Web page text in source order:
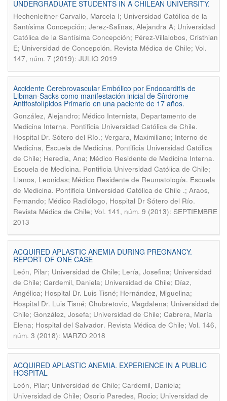
UNDERGRADUATE STUDENTS IN A CHILEAN UNIVERSITY.
Hechenleitner-Carvallo, Marcela I; Universidad Católica de la
Santísima Concepción; Jerez-Salinas, Alejandra A; Universidad
Católica de la Santísima Concepción; Pérez-Villalobos, Cristhian
E; Universidad de Concepción. Revista Médica de Chile; Vol.
147, núm. 7 (2019): JULIO 2019
Accidente Cerebrovascular Embólico por Endocarditis de
Libman-Sacks como manifestación inicial de Síndrome
Antifosfolípidos Primario en una paciente de 17 años.
González, Alejandro; Médico Internista, Departamento de
Medicina Interna. Pontificia Universidad Católica de Chile.
Hospital Dr. Sótero del Río.; Vergara, Maximiliano; Interno de
Medicina, Escuela de Medicina. Pontificia Universidad Católica
de Chile; Heredia, Ana; Médico Residente de Medicina Interna.
Escuela de Medicina. Pontificia Universidad Católica de Chile;
Llanos, Leonidas; Médico Residente de Reumatología. Escuela
de Medicina. Pontificia Universidad Católica de Chile .; Araos,
Fernando; Médico Radiólogo, Hospital Dr Sótero del Río.
Revista Médica de Chile; Vol. 141, núm. 9 (2013): SEPTIEMBRE
2013
ACQUIRED APLASTIC ANEMIA DURING PREGNANCY.
REPORT OF ONE CASE
León, Pilar; Universidad de Chile; Lería, Josefina; Universidad
de Chile; Cardemil, Daniela; Universidad de Chile; Díaz,
Angélica; Hospital Dr. Luis Tisné; Hernández, Miguelina;
Hospital Dr. Luis Tisné; Chubretovic, Magdalena; Universidad de
Chile; González, Josefa; Universidad de Chile; Cabrera, María
Elena; Hospital del Salvador. Revista Médica de Chile; Vol. 146,
núm. 3 (2018): MARZO 2018
ACQUIRED APLASTIC ANEMIA. EXPERIENCE IN A PUBLIC
HOSPITAL
León, Pilar; Universidad de Chile; Cardemil, Daniela;
Universidad de Chile; Osorio Paredes, Rocio; Universidad de